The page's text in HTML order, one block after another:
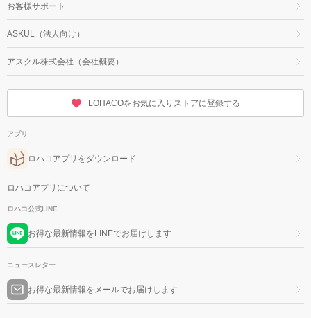
お客様サポート
ASKUL（法人向け）
アスクル株式会社（会社概要）
LOHACOをお気に入りストアに登録する
アプリ
ロハコアプリをダウンロード
ロハコアプリについて
ロハコ公式LINE
お得な最新情報をLINEでお届けします
ニュースレター
お得な最新情報をメールでお届けします